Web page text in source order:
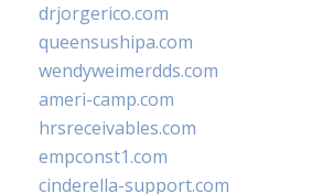
drjorgerico.com
queensushipa.com
wendyweimerdds.com
ameri-camp.com
hrsreceivables.com
empconst1.com
cinderella-support.com